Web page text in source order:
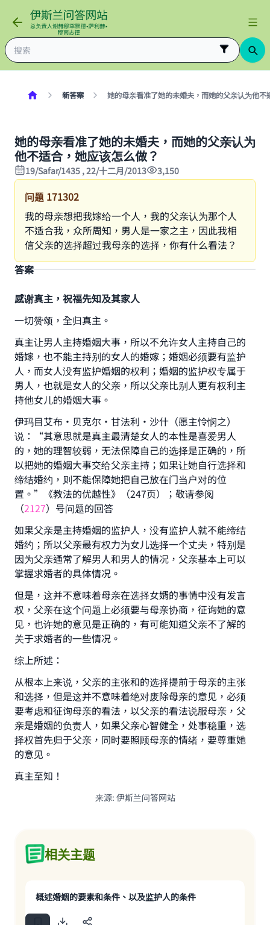
新答案 她的母亲看准了她的未婚夫，而她的父亲认为他不
她的母亲看准了她的未婚夫，而她的父亲认为
他不适合，她应该怎么做？
19/Safar/1435 , 22/十二月/2013 3,150
问题 171302
我的母亲想把我嫁给一个人，我的父亲认为那个人
不适合我，众所周知，男人是一家之主，因此我相
信父亲的选择超过我母亲的选择，你有什么看法？
答案
感谢真主，祝福先知及其家人
一切赞颂，全归真主。
真主让男人主持婚姻大事，所以不允许女人主持自己的
婚嫁，也不能主持别的女人的婚嫁；婚姻必须要有监护
人，而女人没有监护婚姻的权利；婚姻的监护权专属于
男人，也就是女人的父亲，所以父亲比别人更有权利主
持他女儿的婚姻大事。
伊玛目艾布·贝克尔·甘法利·沙什（愿主怜悯之）
说：“其意思就是真主最清楚女人的本性是喜爱男人
的，她的理智较弱，无法保障自己的选择是正确的，所
以把她的婚姻大事交给父亲主持；如果让她自行选择和
缔结婚约，则不能保障她把自己放在门当户对的位
置。”《教法的优越性》（247页）；敬请参阅
（2127）号问题的回答
如果父亲是主持婚姻的监护人，没有监护人就不能缔结
婚约；所以父亲最有权力为女儿选择一个丈夫，特别是
因为父亲通常了解男人和男人的情况，父亲基本上可以
掌握求婚者的具体情况。
但是，这并不意味着母亲在选择女婿的事情中没有发言
权，父亲在这个问题上必须要与母亲协商，征询她的意
见，也许她的意见是正确的，有可能知道父亲不了解的
关于求婚者的一些情况。
综上所述：
从根本上来说，父亲的主张和的选择提前于母亲的主张
和选择，但是这并不意味着绝对废除母亲的意见，必须
要考虑和征询母亲的看法，以父亲的看法说服母亲，父
亲是婚姻的负责人，如果父亲心智健全，处事稳重，选
择权首先归于父亲，同时要照顾母亲的情绪，要尊重她
的意见。
真主至知！
来源: 伊斯兰问答网站
相关主题
概述婚姻的要素和条件、以及监护人的条件
Make an impact on millions of lives
with your contribution today
Your support is crucial for our mission.
"A person who leads others to doing what is
good will earn the same reward as those who do
it."
(MUSLIM, 1893)